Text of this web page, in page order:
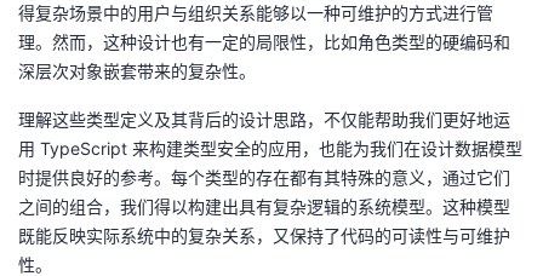
得复杂场景中的用户与组织关系能够以一种可维护的方式进行管
理。然而，这种设计也有一定的局限性，比如角色类型的硬编码和
深层次对象嵌套带来的复杂性。
理解这些类型定义及其背后的设计思路，不仅能帮助我们更好地运
用 TypeScript 来构建类型安全的应用，也能为我们在设计数据模型
时提供良好的参考。每个类型的存在都有其特殊的意义，通过它们
之间的组合，我们得以构建出具有复杂逻辑的系统模型。这种模型
既能反映实际系统中的复杂关系，又保持了代码的可读性与可维护
性。